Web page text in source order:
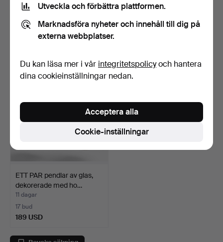
POUL HENNINGSEN.
“Kontrast”. Pendel med vi…
11 dagar
VILHELM LAURITZEN.
11 dagar
ETT PAR pendlar av glas,
dekorerade med ho…
11 dagar
17 bud
189 USD
Utveckla och förbättra plattformen.
Marknadsföra nyheter och innehåll till dig på
externa webbplatser.
Du kan läsa mer i vår integritetspolicyoch hantera
dina cookieinställningar nedan.
Cookie-inställningar
Acceptera alla